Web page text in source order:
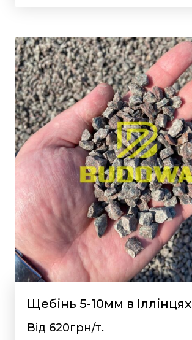
Щебінь 5-10мм в Іллінцях
Від 620грн/т.